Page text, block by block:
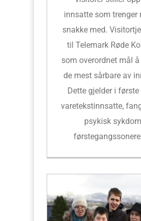
innsatte som trenger
snakke med.
til Telemark Røde
som overordnet mål
de mest sårbare av
Dette gjelder i første
varetekstinnsatte,
psykisk